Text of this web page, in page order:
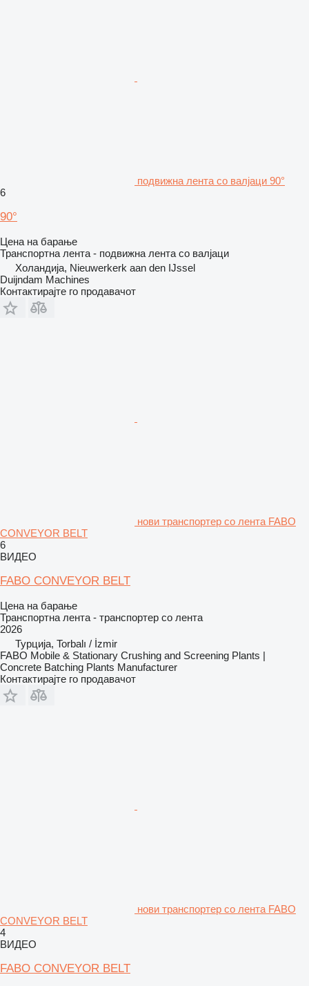
подвижна лента со валјаци 90°
6
90°
Цена на барање
Транспортна лента - подвижна лента со валјаци
Холандија, Nieuwerkerk aan den IJssel
Duijndam Machines
Контактирајте го продавачот
нови транспортер со лента FABO
CONVEYOR BELT
6
ВИДЕО
FABO CONVEYOR BELT
Цена на барање
Транспортна лента - транспортер со лента
2026
Турција, Torbalı / İzmir
FABO Mobile & Stationary Crushing and Screening Plants |
Concrete Batching Plants Manufacturer
Контактирајте го продавачот
нови транспортер со лента FABO
CONVEYOR BELT
4
ВИДЕО
FABO CONVEYOR BELT